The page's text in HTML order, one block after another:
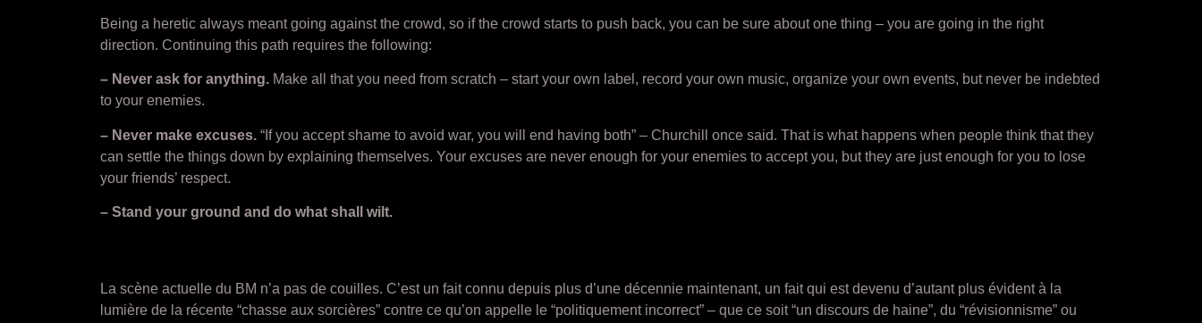
Being a heretic always meant going against the crowd, so if the crowd starts to push back, you can be sure about one thing – you are going in the right
direction. Continuing this path requires the following:
– Never ask for anything. Make all that you need from scratch – start your own label, record your own music, organize your own events, but never be indebted
to your enemies.
– Never make excuses. “If you accept shame to avoid war, you will end having both” – Churchill once said. That is what happens when people think that they
can settle the things down by explaining themselves. Your excuses are never enough for your enemies to accept you, but they are just enough for you to lose
your friends’ respect.
– Stand your ground and do what shall wilt.
La scène actuelle du BM n’a pas de couilles. C’est un fait connu depuis plus d’une décennie maintenant, un fait qui est devenu d’autant plus évident à la
lumière de la récente “chasse aux sorcières” contre ce qu’on appelle le “politiquement incorrect” – que ce soit “un discours de haine”, du “révisionnisme” ou